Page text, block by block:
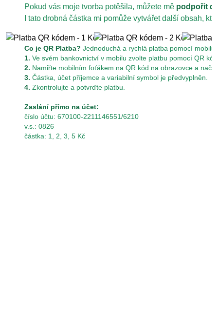
Pokud vás moje tvorba potěšila, můžete mě podpořit
I tato drobná částka mi pomůže vytvářet další obsah,
Co je QR Platba? Jednoduchá a rychlá platba pomocí
1. Ve svém bankovnictví v mobilu zvolte platbu pomocí QR
2. Namiřte mobilním foťákem na QR kód na obrazovce a
3. Částka, účet příjemce a variabilní symbol je předvyplněn.
4. Zkontrolujte a potvrďte platbu.
Zaslání přímo na účet:
číslo účtu: 670100-2211146551/6210
v.s.: 0826
částka: 1, 2, 3, 5 Kč